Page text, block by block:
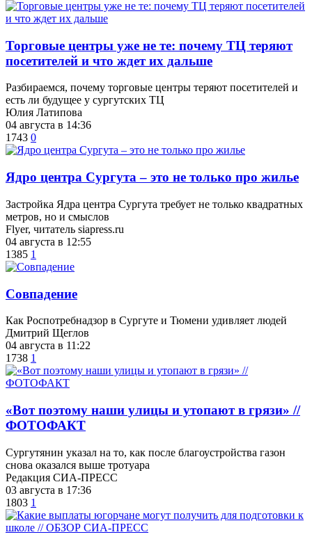
Торговые центры уже не те: почему ТЦ теряют
посетителей и что ждет их дальше
Разбираемся, почему торговые центры теряют посетителей и
есть ли будущее у сургутских ТЦ
Юлия Латипова
04 августа в 14:36
1743 0
​Ядро центра Сургута ‒ это не только про жилье
Застройка Ядра центра Сургута требует не только квадратных
метров, но и смыслов
Flyer, читатель siapress.ru
04 августа в 12:55
1385 1
​Совпадение
Как Роспотребнадзор в Сургуте и Тюмени удивляет людей
Дмитрий Щеглов
04 августа в 11:22
1738 1
«Вот поэтому наши улицы и утопают в грязи» //
ФОТОФАКТ
Сургутянин указал на то, как после благоустройства газон
снова оказался выше тротуара
Редакция СИА-ПРЕСС
03 августа в 17:36
1803 1